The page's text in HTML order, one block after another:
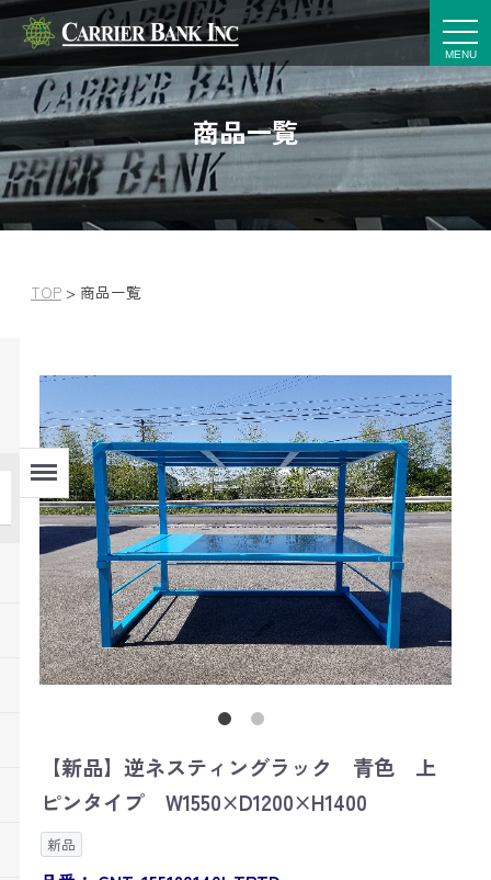
t
o
g
g
l
n
v
g
t
商品一覧
TOP > 商品一覧
Menu
【新品】逆ネスティングラック 青色 上
ピンタイプ W1550×D1200×H1400
新品